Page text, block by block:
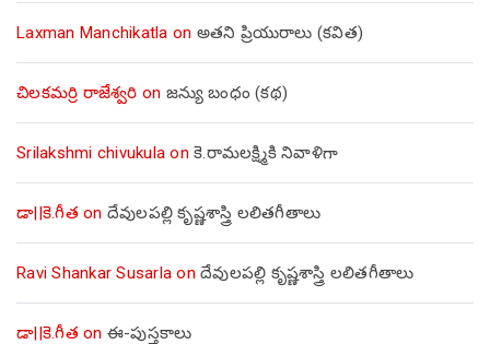
Laxman Manchikatla on అతని ప్రియురాలు (కవిత)
చిలకమర్రి రాజేశ్వరి on జన్యు బంధం (కథ)
Srilakshmi chivukula on కె.రామలక్ష్మికి నివాళిగా
డా||కె.గీత on దేవులపల్లి కృష్ణశాస్త్రి లలితగీతాలు
Ravi Shankar Susarla on దేవులపల్లి కృష్ణశాస్త్రి లలితగీతాలు
డా||కె.గీత on ఈ-పుస్తకాలు